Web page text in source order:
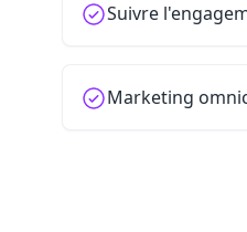
Suivre
Marketing